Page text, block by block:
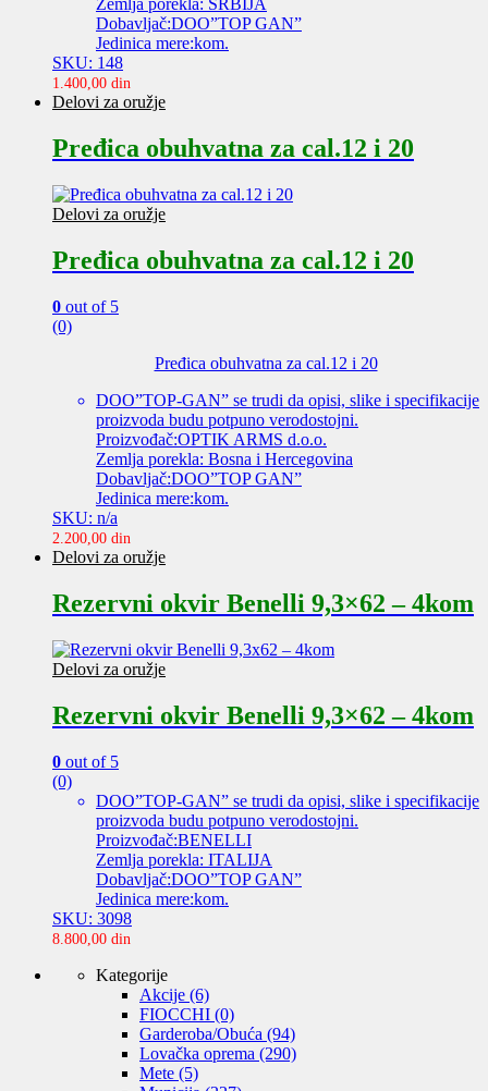
Zemlja porekla: SRBIJA
Dobavljač:DOO”TOP GAN”
Jedinica mere:kom.
SKU: 148
1.400,00 din
Delovi za oružje
Pređica obuhvatna za cal.12 i 20
Delovi za oružje
Pređica obuhvatna za cal.12 i 20
0 out of 5
(0)
Pređica obuhvatna za cal.12 i 20
DOO”TOP-GAN” se trudi da opisi, slike i specifikacije
proizvoda budu potpuno verodostojni.
Proizvođač:OPTIK ARMS d.o.o.
Zemlja porekla: Bosna i Hercegovina
Dobavljač:DOO”TOP GAN”
Jedinica mere:kom.
SKU: n/a
2.200,00 din
Delovi za oružje
Rezervni okvir Benelli 9,3×62 – 4kom
Delovi za oružje
Rezervni okvir Benelli 9,3×62 – 4kom
0 out of 5
(0)
DOO”TOP-GAN” se trudi da opisi, slike i specifikacije
proizvoda budu potpuno verodostojni.
Proizvođač:BENELLI
Zemlja porekla: ITALIJA
Dobavljač:DOO”TOP GAN”
Jedinica mere:kom.
SKU: 3098
8.800,00 din
Kategorije
Akcije (6)
FIOCCHI (0)
Garderoba/Obuća (94)
Lovačka oprema (290)
Mete (5)